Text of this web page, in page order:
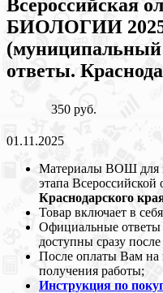
Всероссийская
БИОЛОГИИ
(муниципальный
ответы.
350 руб.
01.11.2025
Материалы ВОШ для
этапа
Краснодарского
Товар включает в
Официальные ответы
доступны сразу
После оплаты Вам на
получения работы;
Инструкция по